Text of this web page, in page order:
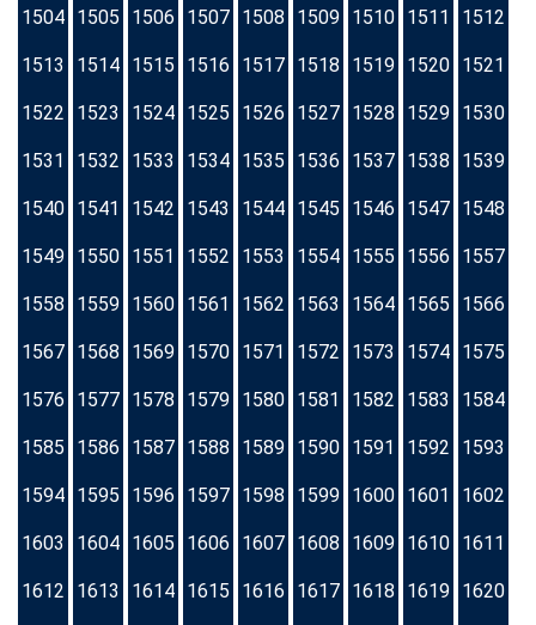
1504 1505 1506 1507 1508 1509 1510 1511 1512
1513 1514 1515 1516 1517 1518 1519 1520 1521
1522 1523 1524 1525 1526 1527 1528 1529 1530
1531 1532 1533 1534 1535 1536 1537 1538 1539
1540 1541 1542 1543 1544 1545 1546 1547 1548
1549 1550 1551 1552 1553 1554 1555 1556 1557
1558 1559 1560 1561 1562 1563 1564 1565 1566
1567 1568 1569 1570 1571 1572 1573 1574 1575
1576 1577 1578 1579 1580 1581 1582 1583 1584
1585 1586 1587 1588 1589 1590 1591 1592 1593
1594 1595 1596 1597 1598 1599 1600 1601 1602
1603 1604 1605 1606 1607 1608 1609 1610 1611
1612 1613 1614 1615 1616 1617 1618 1619 1620